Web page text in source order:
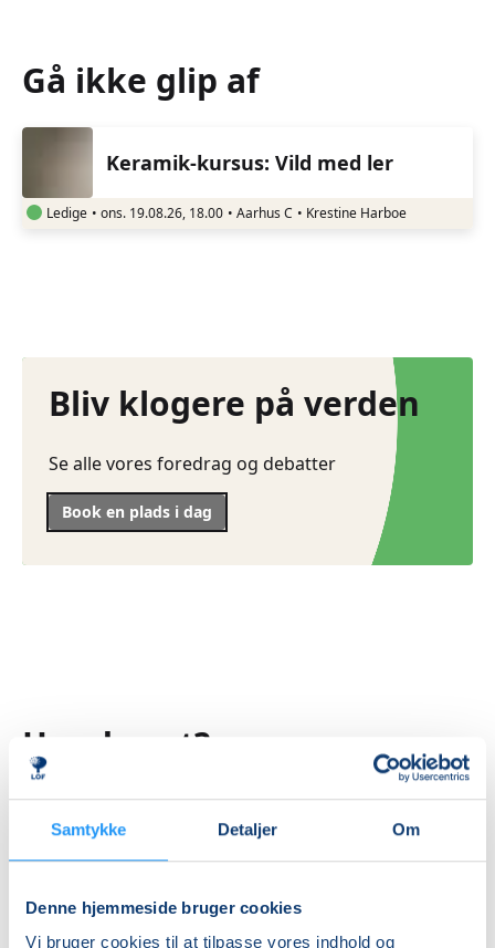
Samtykke Detaljer Om
Denne hjemmeside bruger cookies
Vi bruger cookies til at tilpasse vores indhold og
Gå ikke glip af
Keramik-kursus: Vild med ler
Ledige • ons. 19.08.26, 18.00 • Aarhus C • Krestine Harboe
Bliv klogere på verden
Se alle vores foredrag og debatter
Book en plads i dag
Har du set?